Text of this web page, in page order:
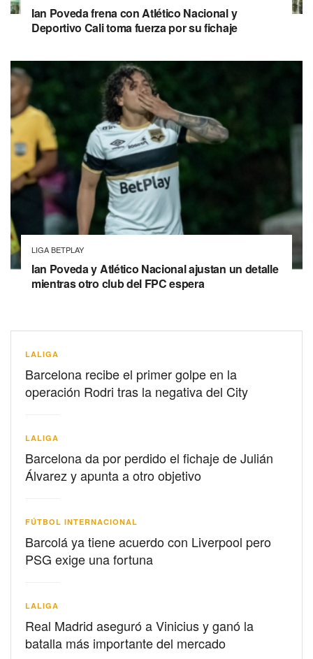
Ian Poveda frena con Atlético Nacional y
Deportivo Cali toma fuerza por su fichaje
LIGA BETPLAY
Ian Poveda y Atlético Nacional ajustan un detalle
mientras otro club del FPC espera
LALIGA
Barcelona recibe el primer golpe en la
operación Rodri tras la negativa del City
LALIGA
Barcelona da por perdido el fichaje de Julián
Álvarez y apunta a otro objetivo
FÚTBOL INTERNACIONAL
Barcolá ya tiene acuerdo con Liverpool pero
PSG exige una fortuna
LALIGA
Real Madrid aseguró a Vinicius y ganó la
batalla más importante del mercado